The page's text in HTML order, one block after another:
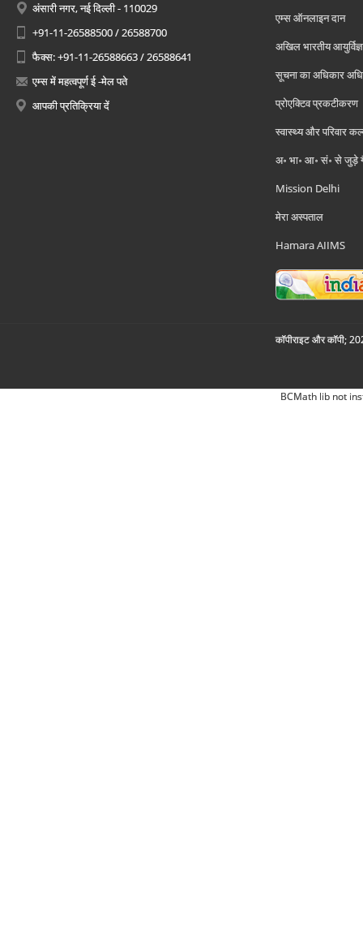
अंसारी नगर, नई दिल्ली - 110029
+91-11-26588500 / 26588700
फैक्स: +91-11-26588663 / 26588641
एम्स में महत्वपूर्ण ई -मेल पते
आपकी प्रतिक्रिया दें
एम्स ऑनलाइन दान
अखिल भारतीय
सूचना का अधिकार
प्रोएक्टिव प्रकटीकरण
स्वास्थ्य और परिवार
अ॰ भा॰ आ॰ सं॰ से जुड़े
Mission Delhi
मेरा अस्पताल
Hamara AIIMS
कॉपीराइट और कॉपी;
BCMath lib not